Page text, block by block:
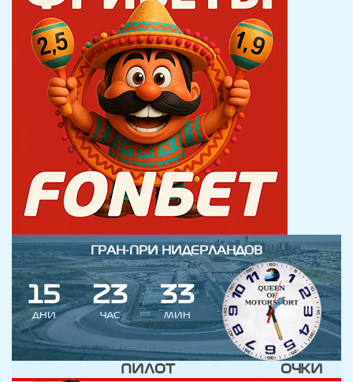
ГРАН-ПРИ НИДЕРЛАНДОВ
15
ДНИ
23
ЧАС
33
МИН
ПИЛОТ ОЧКИ